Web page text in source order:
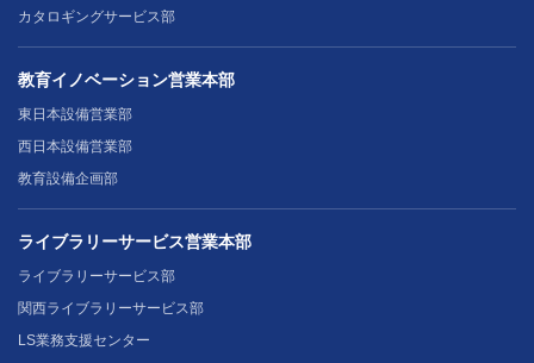
カタロギングサービス部
教育イノベーション営業本部
東日本設備営業部
西日本設備営業部
教育設備企画部
ライブラリーサービス営業本部
ライブラリーサービス部
関西ライブラリーサービス部
LS業務支援センター